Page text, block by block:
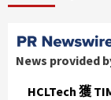
News provided
HCLTech 獲